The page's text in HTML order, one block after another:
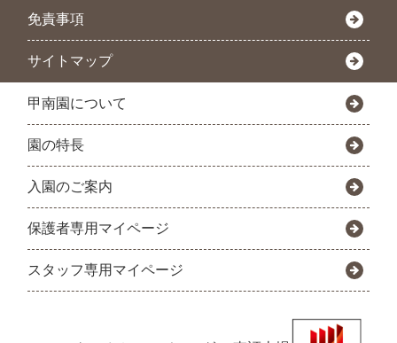
免責事項
サイトマップ
甲南園について
園の特長
入園のご案内
保護者専用マイページ
スタッフ専用マイページ